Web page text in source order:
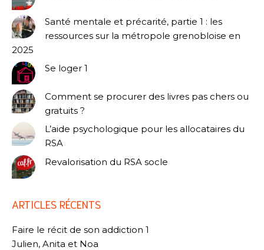
Santé mentale et précarité, partie 1 : les
ressources sur la métropole grenobloise en
2025
Se loger 1
Comment se procurer des livres pas chers ou
gratuits ?
L’aide psychologique pour les allocataires du
RSA
Revalorisation du RSA socle
ARTICLES RÉCENTS
Faire le récit de son addiction 1
Julien, Anita et Noa